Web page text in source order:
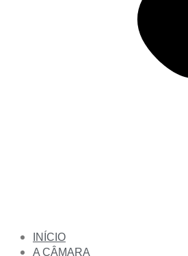
INÍCIO
A CÂMARA